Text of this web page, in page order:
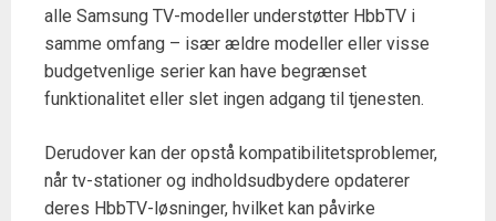
alle Samsung TV-modeller understøtter HbbTV i
samme omfang – især ældre modeller eller visse
budgetvenlige serier kan have begrænset
funktionalitet eller slet ingen adgang til tjenesten.
Derudover kan der opstå kompatibilitetsproblemer,
når tv-stationer og indholdsudbydere opdaterer
deres HbbTV-løsninger, hvilket kan påvirke